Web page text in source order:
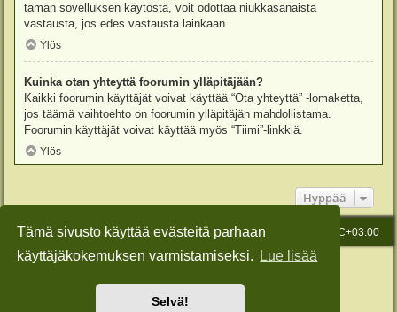
Tämä sivusto käyttää evästeitä parhaan
käyttäjäkokemuksen varmistamiseksi.
Lue lisää
Selvä!
tämän sovelluksen käytöstä, voit odottaa niukkasanaista
vastausta, jos edes vastausta lainkaan.
Ylös
Kuinka otan yhteyttä foorumin ylläpitäjään?
Kaikki foorumin käyttäjät voivat käyttää “Ota yhteyttä” -lomaketta,
jos täämä vaihtoehto on foorumin ylläpitäjän mahdollistama.
Foorumin käyttäjät voivat käyttää myös “Tiimi”-linkkiä.
Ylös
Hyppää
Etusivu Kaikki ajat ovat UTC+03:00
Viesti Ylläpidolle
Keskustelufoorumin ohjelmistophpBB® Forum Software © phpBB Limited